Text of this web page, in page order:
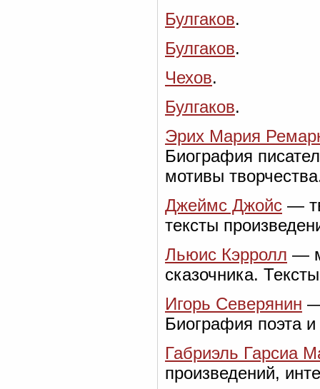
Булгаков.
Булгаков.
Чехов.
Булгаков.
Эрих Мария
Биография
мотивы
Джеймс Джойс —
тексты
Льюис Кэрролл —
сказочника.
Игорь Северянин
Биография поэта
Габриэль Гарсиа
произведений,